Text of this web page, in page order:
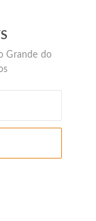
Grande do